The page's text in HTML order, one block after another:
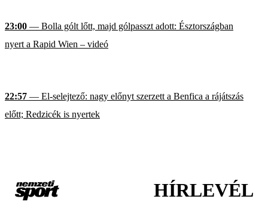
23:00 — Bolla gólt lőtt, majd gólpasszt adott: Észtországban
nyert a Rapid Wien – videó
22:57 — El-selejtező: nagy előnyt szerzett a Benfica a rájátszás
előtt; Redzicék is nyertek
HÍRLEVÉL